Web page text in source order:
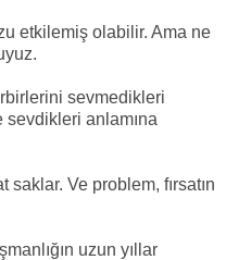
etkilemiş olabilir. Ama ne
sevmedikleri
sevdikleri anlamına
saklar. Ve problem, fırsatın
uzun yıllar